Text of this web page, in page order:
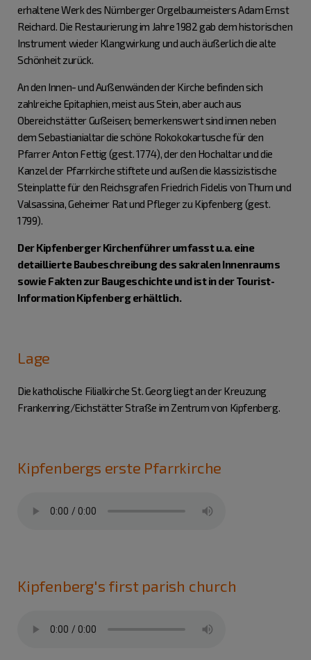
erhaltene Werk des Nürnberger Orgelbaumeisters Adam Ernst
Reichard. Die Restaurierung im Jahre 1982 gab dem historischen
Instrument wieder Klangwirkung und auch äußerlich die alte
Schönheit zurück.
An den Innen- und Außenwänden der Kirche befinden sich
zahlreiche Epitaphien, meist aus Stein, aber auch aus
Obereichstätter Gußeisen; bemerkenswert sind innen neben
dem Sebastianialtar die schöne Rokokokartusche für den
Pfarrer Anton Fettig (gest. 1774), der den Hochaltar und die
Kanzel der Pfarrkirche stiftete und außen die klassizistische
Steinplatte für den Reichsgrafen Friedrich Fidelis von Thurn und
Valsassina, Geheimer Rat und Pfleger zu Kipfenberg (gest.
1799).
Der Kipfenberger Kirchenführer umfasst u.a. eine
detaillierte Baubeschreibung des sakralen Innenraums
sowie Fakten zur Baugeschichte und ist in der Tourist-
Information Kipfenberg erhältlich.
Lage
Die katholische Filialkirche St. Georg liegt an der Kreuzung
Frankenring/Eichstätter Straße im Zentrum von Kipfenberg.
Kipfenbergs erste Pfarrkirche
Kipfenberg's first parish church